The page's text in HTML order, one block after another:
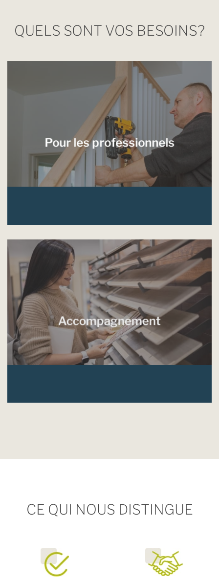
QUELS SONT VOS BESOINS?
Pour les professionnels
Accompagnement
CE QUI NOUS DISTINGUE